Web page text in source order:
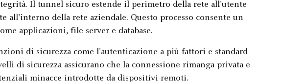
Il tunnel sicuro estende il perimetro della rete all'utente
all'interno della rete aziendale. Questo processo consente un
applicazioni, file server e database.
di sicurezza come l'autenticazione a più fattori e standard
di sicurezza assicurano che la connessione rimanga privata e
minacce introdotte da dispositivi remoti.